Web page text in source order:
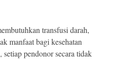
transfusi darah,
manfaat bagi kesehatan
pendonor secara tidak